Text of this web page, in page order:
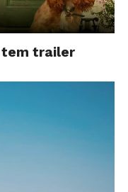
tem trailer